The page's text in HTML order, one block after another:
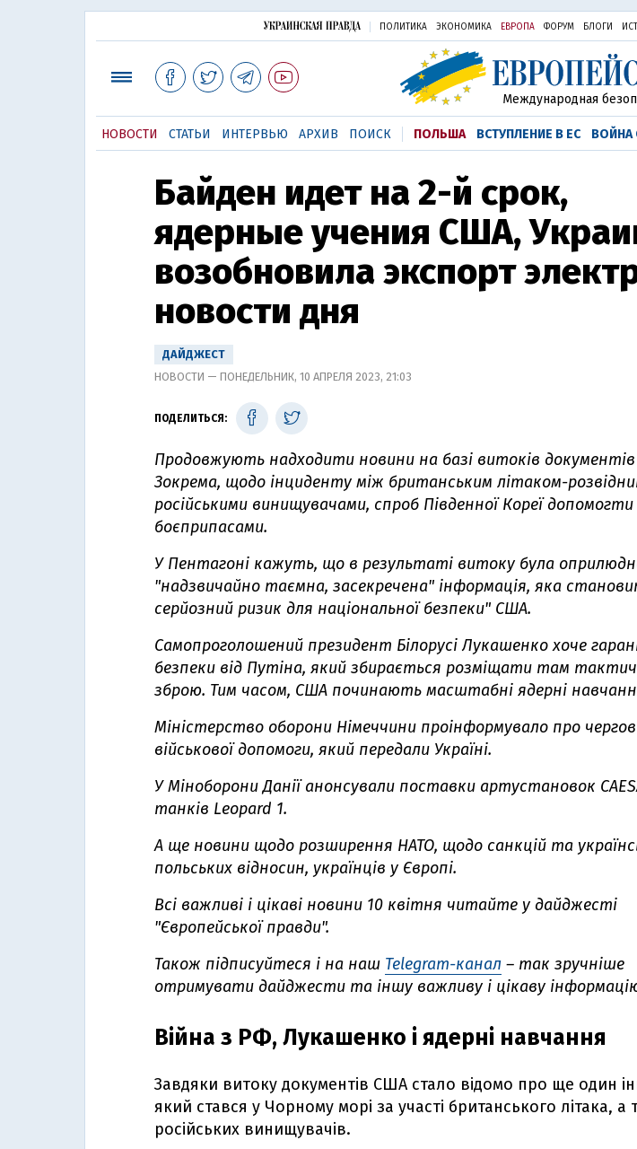
ПОЛИТИКА ЭКОНОМИКА ЕВРОПА ФОРУМ БЛОГИ
Международная
НОВОСТИ СТАТЬИ ИНТЕРВЬЮ АРХИВ ПОИСК ПОЛЬША ВСТУПЛЕНИЕ В ЕС ВОЙНА
Байден идет на 2-й срок,
ядерные учения США,
возобновила экспорт
новости дня
ДАЙДЖЕСТ
НОВОСТИ — ПОНЕДЕЛЬНИК, 10 АПРЕЛЯ 2023, 21:03
ПОДЕЛИТЬСЯ:
Продовжують надходити новини на базі витоків
Зокрема, щодо інциденту між британським літаком-
російськими винищувачами, спроб Південної Кореї допомогти
боєприпасами.
У Пентагоні кажуть, що в результаті витоку була
"надзвичайно таємна, засекречена" інформація, яка
серйозний ризик для національної безпеки" США.
Самопроголошений президент Білорусі Лукашенко хоче
безпеки від Путіна, який збирається розміщати там
зброю. Тим часом, США починають масштабні ядерні
Міністерство оборони Німеччини проінформувало про
військової допомоги, який передали Україні.
У Міноборони Даніїанонсували поставки артустановок
танків Leopard 1.
А ще новини щодо розширення НАТО, щодо санкцій та
польських відносин, українців у Європі.
Всі важливі і цікаві новини 10 квітня читайте у дайджесті
"Європейської правди".
Також підписуйтеся і на наш Telegram-канал – так зручніше
отримувати дайджести та іншу важливу і цікаву
Війна з РФ, Лукашенко і ядерні навчання
Завдяки витоку документів США стало відомо про ще один
який стався у Чорному морі за участі британського літака, а
російських винищувачів.